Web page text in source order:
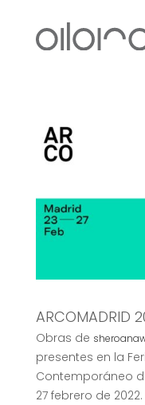
ARCOMADRID
Obras de
presentes en la
Contemporáneo
27 febrero de 2022.